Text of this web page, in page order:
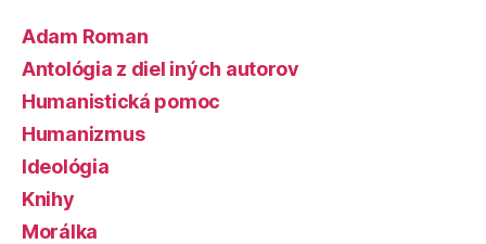
Adam Roman
Antológia z diel iných autorov
Humanistická pomoc
Humanizmus
Ideológia
Knihy
Morálka